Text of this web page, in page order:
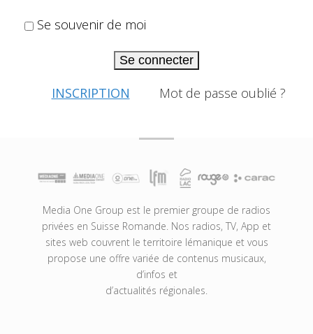
Se souvenir de moi
Se connecter
INSCRIPTION Mot de passe oublié ?
Media One Group est le premier groupe de radios
privées en Suisse Romande. Nos radios, TV, App et
sites web couvrent le territoire lémanique et vous
propose une offre variée de contenus musicaux,
d’infos et
d’actualités régionales.